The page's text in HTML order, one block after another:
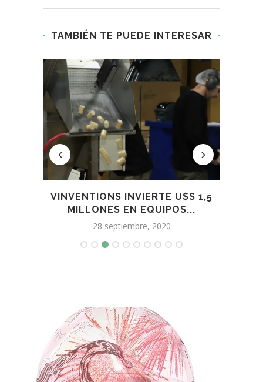
TAMBIÉN TE PUEDE INTERESAR
LAS ETIQUETAS DE VINO EN
EUROPA INCLUIRÁN...
18 julio, 2022